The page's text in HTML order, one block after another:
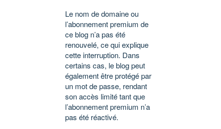
Le nom de domaine ou
l’abonnement premium de
ce blog n’a pas été
renouvelé, ce qui explique
cette interruption. Dans
certains cas, le blog peut
également être protégé par
un mot de passe, rendant
son accès limité tant que
l’abonnement premium n’a
pas été réactivé.